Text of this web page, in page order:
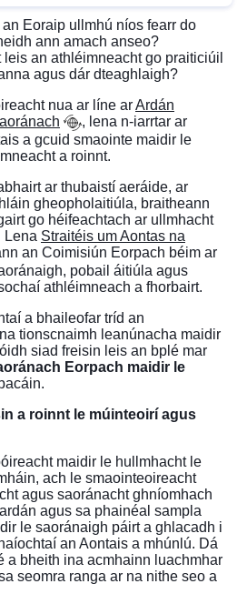
Eoraip ullmhú níos fearr do
ann amach anseo?
an athléimneacht go praiticiúil
agus dár dteaghlaigh?
nua ar líne arArdán
, lena n-iarrtar ar
a gcuid smaointe maidir le
a roinnt.
ar thubaistí aeráide, ar
gheopholaitiúla, braitheann
go héifeachtach ar ullmhacht
Lena Straitéis um Aontas na
an Coimisiún Eorpach béim ar
pobail áitiúla agus
athléimneach a fhorbairt.
a bhaileofar tríd an
tionscnaimh leanúnacha maidir
siad freisin leis an bplé mar
Eorpach maidir le
a roinnt le múinteoirí agus
maidir le hullmhacht le
ach le smaointeoireacht
agus saoránacht ghníomhach
agus sa phainéal sampla
le saoránaigh páirt a ghlacadh i
an Aontais a mhúnlú. Dá
a bheith ina acmhainn luachmhar
seomra ranga ar na nithe seo a